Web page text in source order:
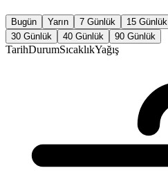
Bugün Yarın 7 Günlük 15 Günlük
30 Günlük
40 Günlük 90 Günlük
TarihDurumSıcaklıkYağış